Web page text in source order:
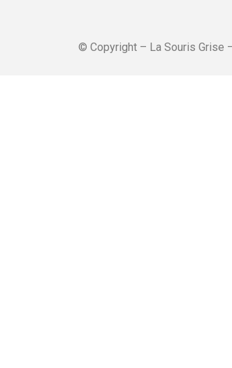
© Copyright – La Souris Grise